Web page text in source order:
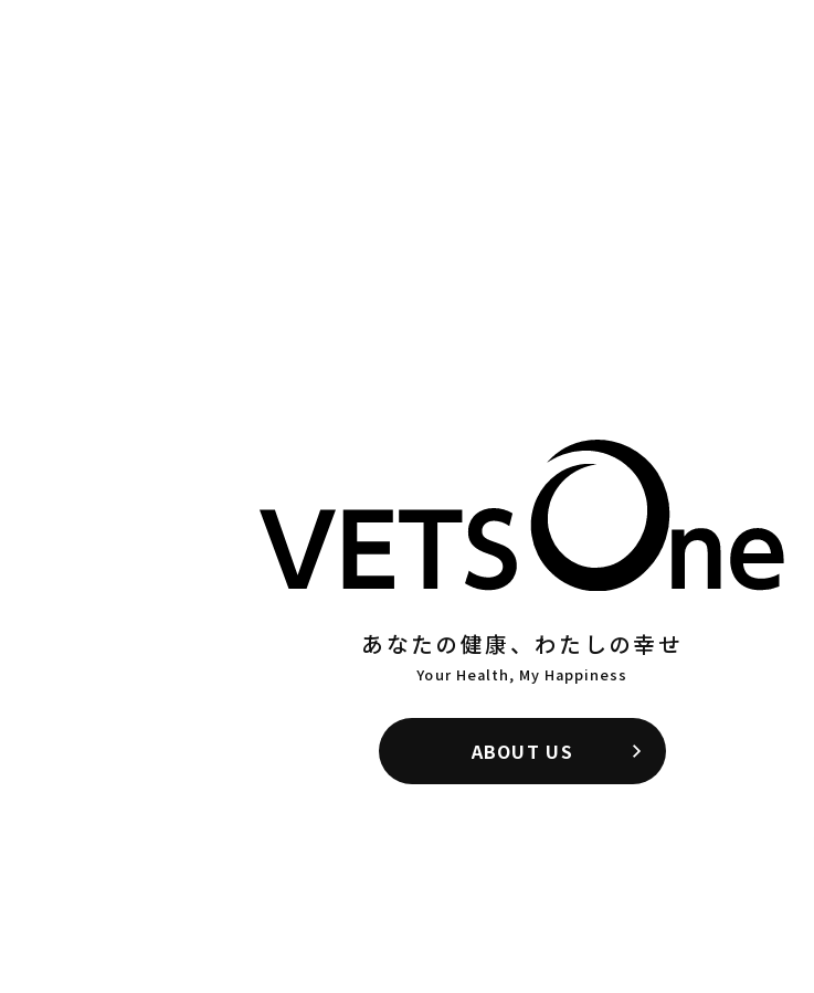
あなたの健康、わたしの幸せ
Your Health, My Happiness
ABOUT US